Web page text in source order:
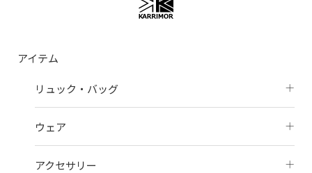
アイテム
リュック・バッグ
ウェア
アクセサリー